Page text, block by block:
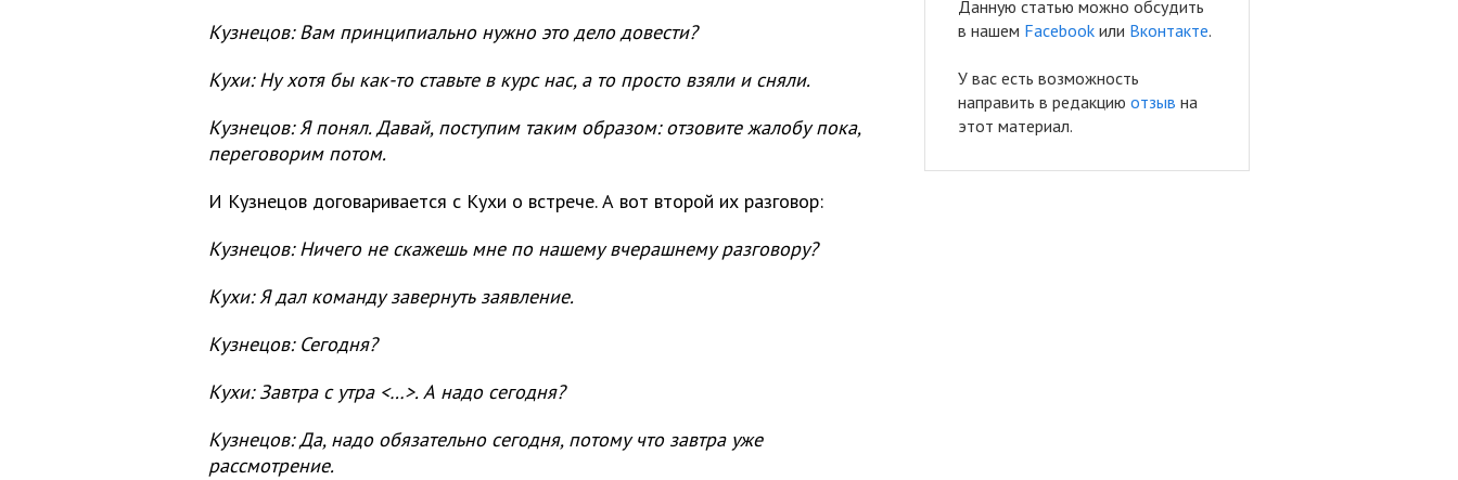
Кузнецов: Вам принципиально нужно это дело довести?
Кухи: Ну хотя бы как-то ставьте в курс нас, а то просто взяли и сняли.
Кузнецов: Я понял. Давай, поступим таким образом: отзовите жалобу пока,
переговорим потом.
И Кузнецов договаривается с Кухи о встрече. А вот второй их разговор:
Кузнецов: Ничего не скажешь мне по нашему вчерашнему разговору?
Кухи: Я дал команду завернуть заявление.
Кузнецов: Сегодня?
Кухи: Завтра с утра <…>. А надо сегодня?
Кузнецов: Да, надо обязательно сегодня, потому что завтра уже
рассмотрение.
Данную статью можно обсудить
в нашем Facebook или Вконтакте.
У вас есть возможность
направить в редакцию отзыв на
этот материал.